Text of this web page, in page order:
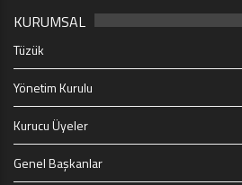
KURUMSAL
Tüzük
Yönetim Kurulu
Kurucu Üyeler
Genel Başkanlar